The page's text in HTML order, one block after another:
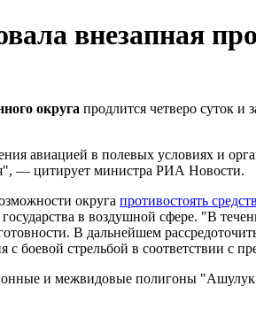
внезапная
округа продлится четверо суток и
авиацией в полевых условиях и
— цитирует министра РИА Новости.
округа противостоять
в воздушной сфере. "В
В дальнейшем
боевой стрельбой в соответствии с
и межвидовые полигоны